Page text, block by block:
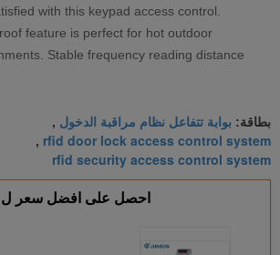
with this keypad access control.
feature is perfect for hot outdoor
Stable frequency reading distance.
بطاقة: بوابة تتفاعل نظام مراقبة الدخول ,
rfid door lock access control system
,
rfid security access control system
احصل على افضل سعر ل